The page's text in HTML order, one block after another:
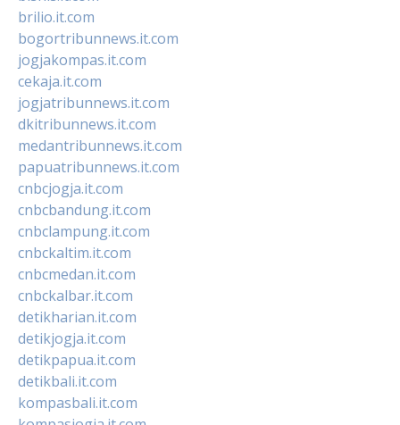
brilio.it.com
bogortribunnews.it.com
jogjakompas.it.com
cekaja.it.com
jogjatribunnews.it.com
dkitribunnews.it.com
medantribunnews.it.com
papuatribunnews.it.com
cnbcjogja.it.com
cnbcbandung.it.com
cnbclampung.it.com
cnbckaltim.it.com
cnbcmedan.it.com
cnbckalbar.it.com
detikharian.it.com
detikjogja.it.com
detikpapua.it.com
detikbali.it.com
kompasbali.it.com